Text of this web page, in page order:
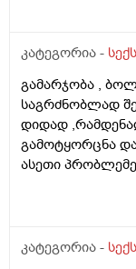
როგორ
კატეგორია -
გამარჯობა ,
საგრძნობლად
დიდად
გამოტყორცნა
ასეთი
კატეგორია -